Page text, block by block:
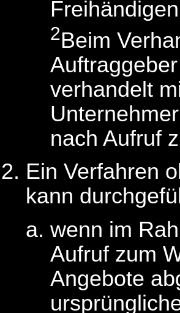
2Beim
verhandelt
nach Aufruf
Ein Verfahren
kann
wenn im
Aufruf zum
Angebote